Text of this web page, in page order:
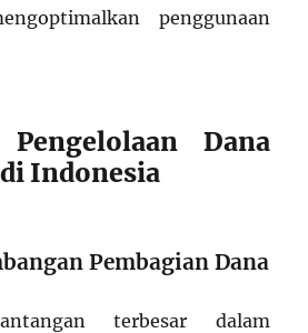
penggunaan
Dana
Indonesia
Pembagian Dana
terbesar dalam